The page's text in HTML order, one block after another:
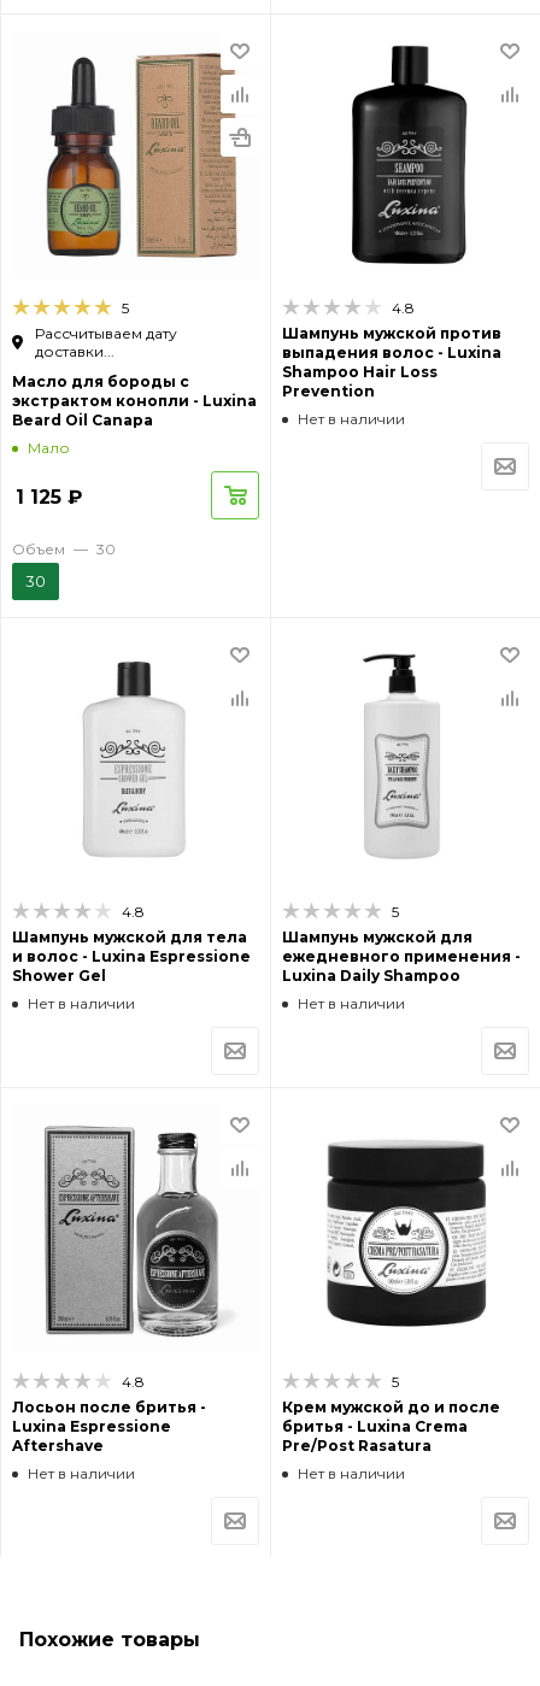
5
Рассчитываем дату
доставки...
Масло для бороды с
экстрактом конопли - Luxina
Beard Oil Canapa
Мало
1 125 ₽
Объем — 30
30
4.8
Шампунь мужской против
выпадения волос - Luxina
Shampoo Hair Loss
Prevention
Нет в наличии
4.8
Шампунь мужской для тела
и волос - Luxina Espressione
Shower Gel
Нет в наличии
5
Шампунь мужской для
ежедневного применения -
Luxina Daily Shampoo
Нет в наличии
4.8
Лосьон после бритья -
Luxina Espressione
Aftershave
Нет в наличии
5
Крем мужской до и после
бритья - Luxina Crema
Pre/Post Rasatura
Нет в наличии
Похожие товары